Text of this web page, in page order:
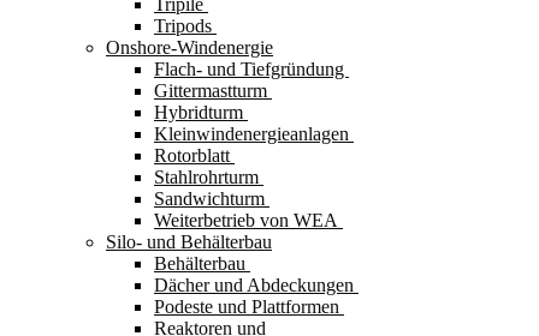
Tripile
Tripods
Onshore-Windenergie
Flach- und Tiefgründung
Gittermastturm
Hybridturm
Kleinwindenergieanlagen
Rotorblatt
Stahlrohrturm
Sandwichturm
Weiterbetrieb von WEA
Silo- und Behälterbau
Behälterbau
Dächer und Abdeckungen
Podeste und Plattformen
Reaktoren und